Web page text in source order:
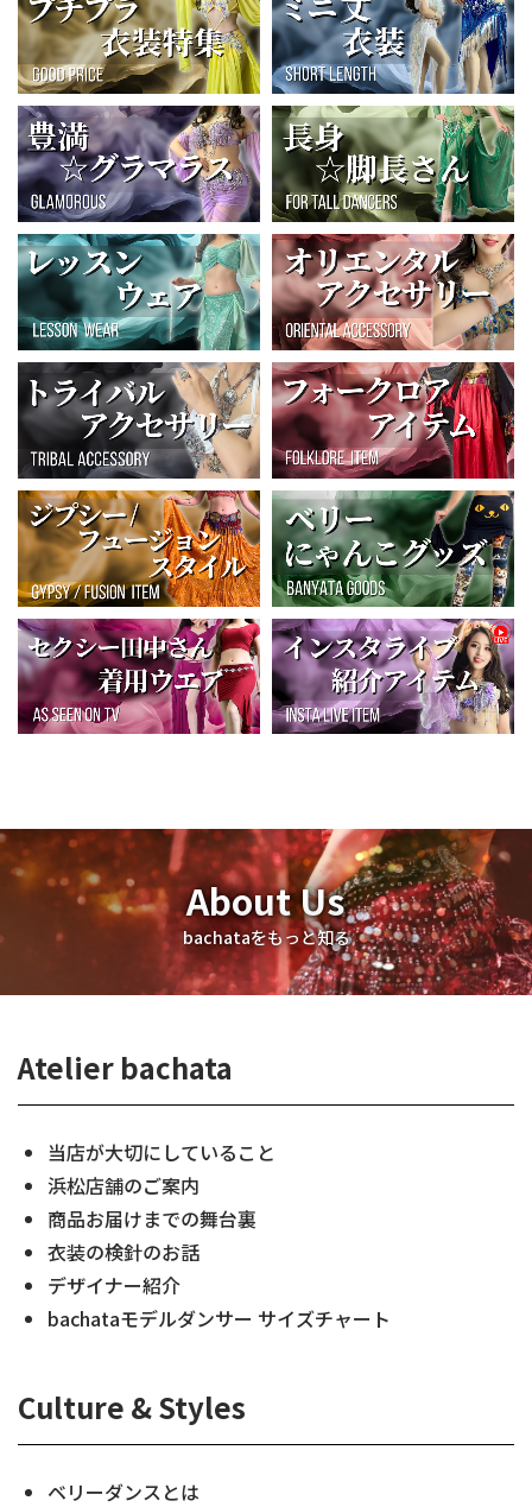
About Us
bachataをもっと知る
Atelier bachata
当店が大切にしていること
浜松店舗のご案内
商品お届けまでの舞台裏
衣装の検針のお話
デザイナー紹介
bachataモデルダンサー サイズチャート
Culture & Styles
ベリーダンスとは